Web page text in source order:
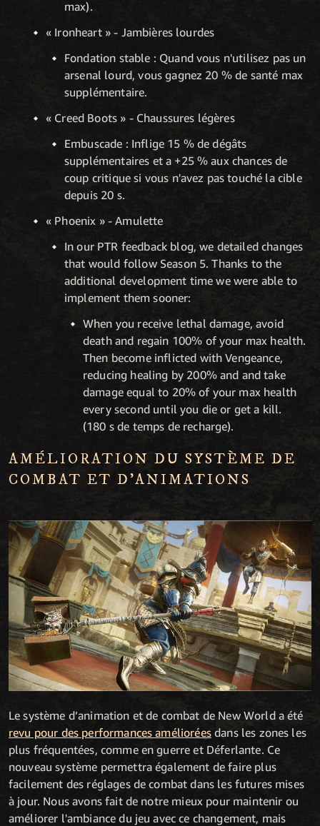
max).
« Ironheart » - Jambières lourdes
Fondation stable : Quand vous n'utilisez pas un
arsenal lourd, vous gagnez 20 % de santé max
supplémentaire.
« Creed Boots » - Chaussures légères
Embuscade : Inflige 15 % de dégâts
supplémentaires et a +25 % aux chances de
coup critique si vous n'avez pas touché la cible
depuis 20 s.
« Phoenix » - Amulette
In our PTR feedback blog, we detailed changes
that would follow Season 5. Thanks to the
additional development time we were able to
implement them sooner:
When you receive lethal damage, avoid
death and regain 100% of your max health.
Then become inflicted with Vengeance,
reducing healing by 200% and and take
damage equal to 20% of your max health
every second until you die or get a kill.
(180 s de temps de recharge).
AMÉLIORATION DU SYSTÈME DE
COMBAT ET D'ANIMATIONS
Le système d’animation et de combat de New World a été
revu pour des performances amélioréesdans les zones les
plus fréquentées, comme en guerre et Déferlante. Ce
nouveau système permettra également de faire plus
facilement des réglages de combat dans les futures mises
à jour. Nous avons fait de notre mieux pour maintenir ou
améliorer l'ambiance du jeu avec ce changement, mais